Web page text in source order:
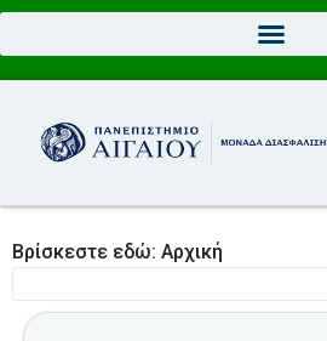
Βρίσκεστε εδώ: Αρχική